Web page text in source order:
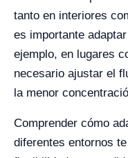
tanto en interiores
es importante
ejemplo, en lugares
necesario ajustar el
la menor
Comprender cómo
diferentes entornos